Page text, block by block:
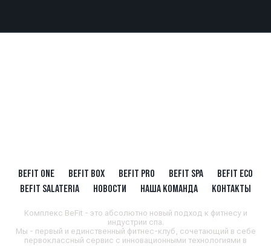
BEFIT ONE BEFIT BOX BEFIT PRO BEFIT SPA
BEFIT ECO
BEFIT SALATERIA
НОВОСТИ НАША КОМАНДА КОНТАКТЫ
Комплекс BeFit - это абсолютно новый подход к фитнесу и
индустрии спа.
Мы - первый и единственный фитнес-клуб, сочетающий в себе
первоклассный сервис с инновационными технологиями в